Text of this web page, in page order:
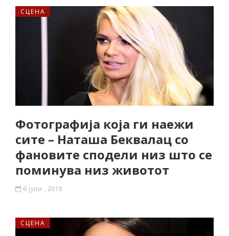
СЦЕНА
Фотографија која ги наежи
сите – Наташа Беквалац со
фановите сподели низ што се
поминува низ животот
6 јули , 2018
СЦЕНА